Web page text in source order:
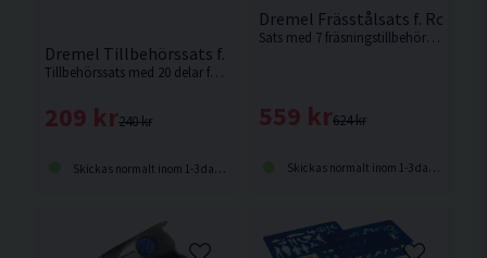
Dremel Tillbehörssats f. Träbearbetning 20 delar
Tillbehörssats med 20 delar för träbearbetning från Dremel.
240 kr
209 kr
Skickas normalt inom 1-3 dagar
Dremel Frässtålsats f.
Sats med 7 fräsningstillbehör för fräsning i många olika material från Dremel.
624 kr
559 kr
Skickas normalt inom 1-3 dagar